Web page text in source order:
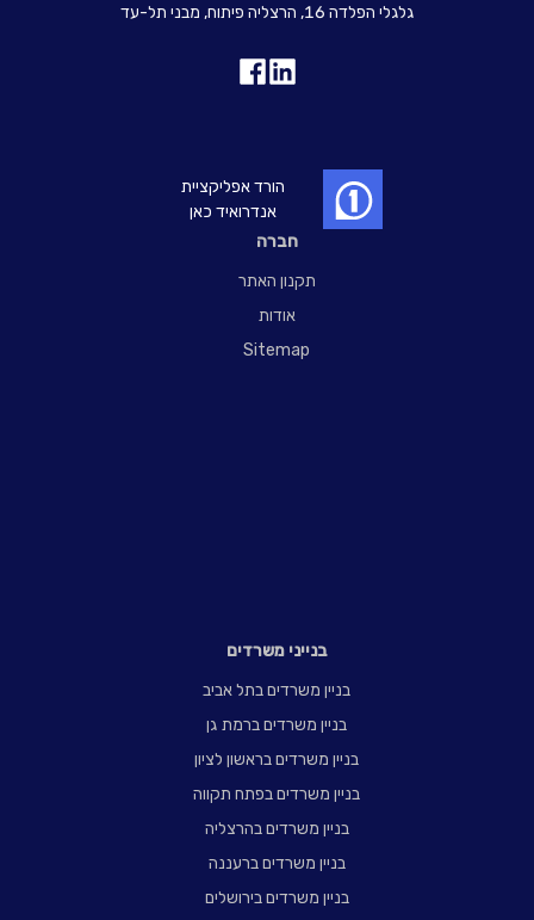
חברה
תקנון האתר
אודות
Sitemap
בנייני משרדים
בניין משרדים בתל אביב
בניין משרדים ברמת גן
בניין משרדים בראשון לציון
בניין משרדים בפתח תקווה
בניין משרדים בהרצליה
בניין משרדים ברעננה
בניין משרדים בירושלים
גלגלי הפלדה 16, הרצליה פיתוח, מבני תל-עד
הורד אפליקציית
אנדרואיד כאן